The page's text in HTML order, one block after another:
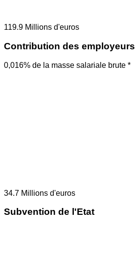
119.9 Millions d'euros
Contribution des employeurs
0,016% de la masse salariale brute *
34.7 Millions d'euros
Subvention de l'Etat